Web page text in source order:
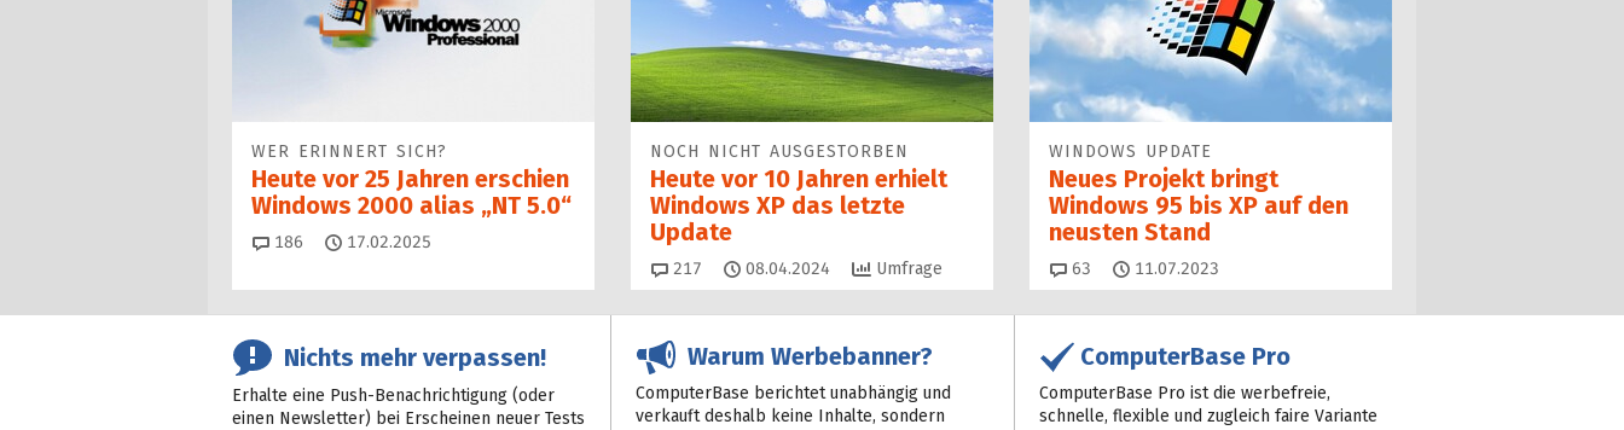
WER ERINNERT SICH?
Heute vor 25 Jahren erschien
Windows 2000 alias „NT 5.0“
186 Kommentare
17.02.2025
NOCH NICHT AUSGESTORBEN
Heute vor 10 Jahren erhielt
Windows XP das letzte
Update
217 Kommentare
08.04.2024 Umfrage
WINDOWS UPDATE
Neues Projekt bringt
Windows 95 bis XP auf den
neusten Stand
63 Kommentare
11.07.2023
Nichts mehr verpassen!
Erhalte eine Push-Benachrichtigung (oder
einen Newsletter) bei Erscheinen neuer Tests
Warum Werbebanner?
ComputerBase berichtet unabhängig und
verkauft deshalb keine Inhalte, sondern
ComputerBase Pro
ComputerBase Pro ist die werbefreie,
schnelle, flexible und zugleich faire Variante